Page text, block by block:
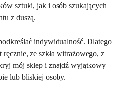
sztuki, jak i osób szukających
z duszą.
indywidualność. Dlatego
ze szkła witrażowego, z
mój sklep i znajdź wyjątkowy
lub bliskiej osoby.